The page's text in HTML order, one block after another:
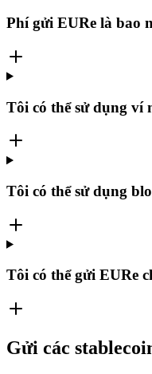
Phí gửi EURe là bao
Tôi có thể sử dụng ví
Tôi có thể sử dụng
Tôi có thể gửi EURe
Gửi các